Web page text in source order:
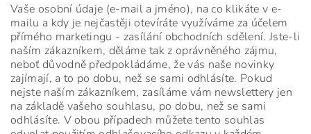
Vaše osobní údaje (e-mail a jméno), na co klikáte v e-
mailu a kdy je nejčastěji otevíráte využíváme za účelem
přímého marketingu - zasílání obchodních sdělení. Jste-li
naším zákazníkem, děláme tak z oprávněného zájmu,
neboť důvodně předpokládáme, že vás naše novinky
zajímají, a to po dobu, než se sami odhlásíte. Pokud
nejste naším zákazníkem, zasíláme vám newslettery jen
na základě vašeho souhlasu, po dobu, než se sami
odhlásíte. V obou případech můžete tento souhlas